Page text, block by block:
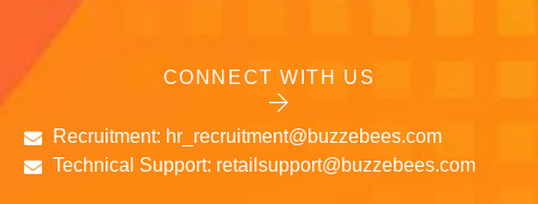
CONNECT WITH US
Recruitment: hr_recruitment@buzzebees.com
Technical Support: retailsupport@buzzebees.com